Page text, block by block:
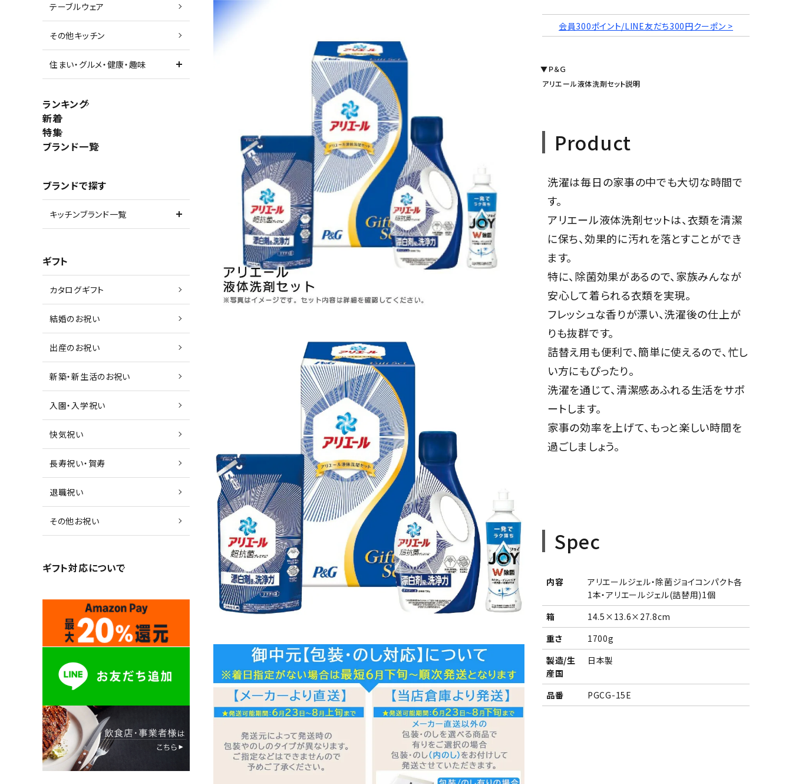
テーブルウェア
その他キッチン
住まい・グルメ・健康・趣味
ランキング
新着
特集
ブランド一覧
ブランドで探す
キッチンブランド一覧
ギフト
カタログギフト
結婚のお祝い
出産のお祝い
新築・新生活のお祝い
入園・入学祝い
快気祝い
長寿祝い・賀寿
退職祝い
その他お祝い
ギフト対応について
会員300ポイント/LINE友だち300円クーポン >
▼Ｐ＆Ｇ
アリエール液体洗剤セット説明
Product
洗濯は毎日の家事の中でも大切な時間で
す。
アリエール液体洗剤セットは、衣類を清潔
に保ち、効果的に汚れを落とすことができ
ます。
特に、除菌効果があるので、家族みんなが
安心して着られる衣類を実現。
フレッシュな香りが漂い、洗濯後の仕上が
りも抜群です。
詰替え用も便利で、簡単に使えるので、忙し
い方にもぴったり。
洗濯を通じて、清潔感あふれる生活をサポ
ートします。
家事の効率を上げて、もっと楽しい時間を
過ごしましょう。
Spec
内容
アリエールジェル・除菌ジョイコンパクト各
1本・アリエールジェル(詰替用)1個
箱
14.5×13.6×27.8cm
重さ
1700g
製造/生
産国
日本製
品番 PGCG-15E